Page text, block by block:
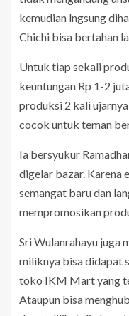
kemudian lngsung
Chichi bisa bertahan
Untuk tiap sekali
keuntungan Rp 1-2
produksi 2 kali
cocok untuk teman
Ia bersyukur
digelar bazar. Karena
semangat baru dan
mempromosikan
Sri Wulanrahayu juga
miliknya bisa didapat
toko IKM Mart yang
Ataupun bisa